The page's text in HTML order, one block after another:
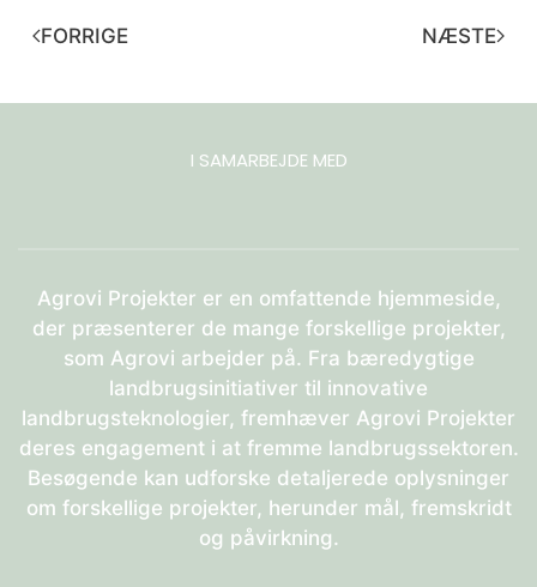
FORRIGE NÆSTE
I SAMARBEJDE MED
Agrovi Projekter er en omfattende hjemmeside,
der præsenterer de mange forskellige projekter,
som Agrovi arbejder på. Fra bæredygtige
landbrugsinitiativer til innovative
landbrugsteknologier, fremhæver Agrovi Projekter
deres engagement i at fremme landbrugssektoren.
Besøgende kan udforske detaljerede oplysninger
om forskellige projekter, herunder mål, fremskridt
og påvirkning.